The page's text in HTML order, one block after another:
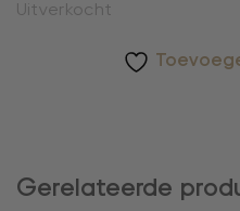
Uitverkocht
Gerelateerde